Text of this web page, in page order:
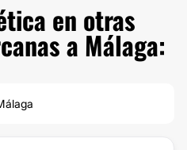
en otras
a Málaga: